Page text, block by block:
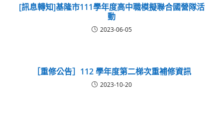
[訊息轉知]基隆市111學年度高中職模擬聯合國營隊活
動
2023-06-05
［重修公告］112 學年度第二梯次重補修資訊
2023-10-20